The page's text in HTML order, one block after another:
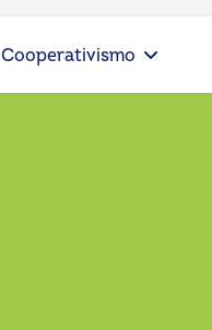
Cooperativismo